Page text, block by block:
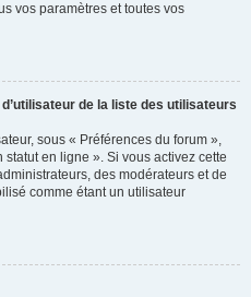
vos paramètres et toutes vos
de la liste des utilisateurs
sous « Préférences du forum »,
en ligne ». Si vous activez cette
des modérateurs et de
comme étant un utilisateur